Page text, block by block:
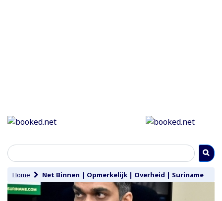
Home Net Binnen | Opmerkelijk | Overheid | Suriname